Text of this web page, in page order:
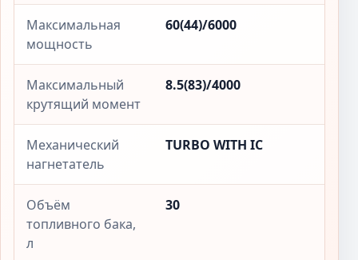
Максимальная
мощность
60(44)/6000
Максимальный
крутящий момент
8.5(83)/4000
Механический
нагнетатель
TURBO WITH IC
Объём
топливного бака,
л
30